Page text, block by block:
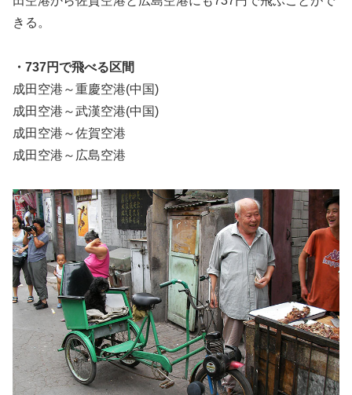
きる。
・737円で飛べる区間
成田空港～重慶空港(中国)
成田空港～武漢空港(中国)
成田空港～佐賀空港
成田空港～広島空港